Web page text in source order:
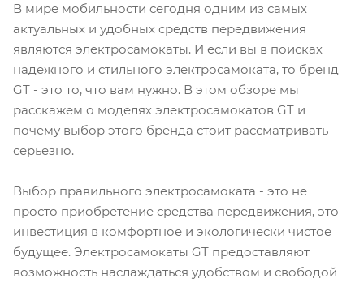
В мире мобильности сегодня одним из самых
актуальных и удобных средств передвижения
являются электросамокаты. И если вы в поисках
надежного и стильного электросамоката, то бренд
GT - это то, что вам нужно. В этом обзоре мы
расскажем о моделях электросамокатов GT и
почему выбор этого бренда стоит рассматривать
серьезно.
Выбор правильного электросамоката - это не
просто приобретение средства передвижения, это
инвестиция в комфортное и экологически чистое
будущее. Электросамокаты GT предоставляют
возможность наслаждаться удобством и свободой